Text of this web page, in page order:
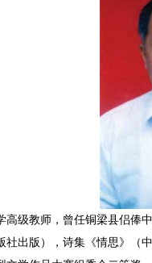
教师，曾任铜梁县侣俸
出版），诗集《情思》（中